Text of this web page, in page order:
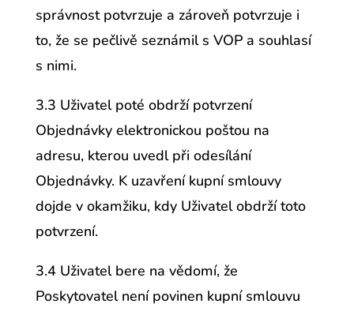
správnost potvrzuje a zároveň potvrzuje i
to, že se pečlivě seznámil s VOP a souhlasí
s nimi.
3.3 Uživatel poté obdrží potvrzení
Objednávky elektronickou poštou na
adresu, kterou uvedl při odesílání
Objednávky. K uzavření kupní smlouvy
dojde v okamžiku, kdy Uživatel obdrží toto
potvrzení.
3.4 Uživatel bere na vědomí, že
Poskytovatel není povinen kupní smlouvu